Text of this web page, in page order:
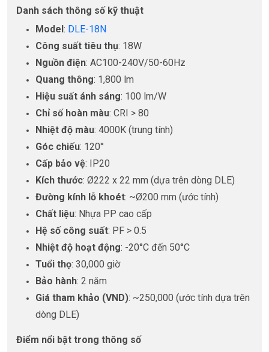
Danh sách thông số kỹ thuật
Model : DLE-18N
Công suất tiêu thụ: 18W
Nguồn điện: AC100-240V/50-60Hz
Quang thông: 1,800 lm
Hiệu suất ánh sáng: 100 lm/W
Chỉ số hoàn màu: CRI > 80
Nhiệt độ màu: 4000K (trung tính)
Góc chiếu: 120°
Cấp bảo vệ: IP20
Kích thước: Ø222 x 22 mm (dựa trên dòng DLE)
Đường kính lỗ khoét: ~Ø200 mm (ước tính)
Chất liệu: Nhựa PP cao cấp
Hệ số công suất: PF > 0.5
Nhiệt độ hoạt động: -20°C đến 50°C
Tuổi thọ: 30,000 giờ
Bảo hành: 2 năm
Giá tham khảo (VND): ~250,000 (ước tính dựa trên
dòng DLE)
Điểm nổi bật trong thông số